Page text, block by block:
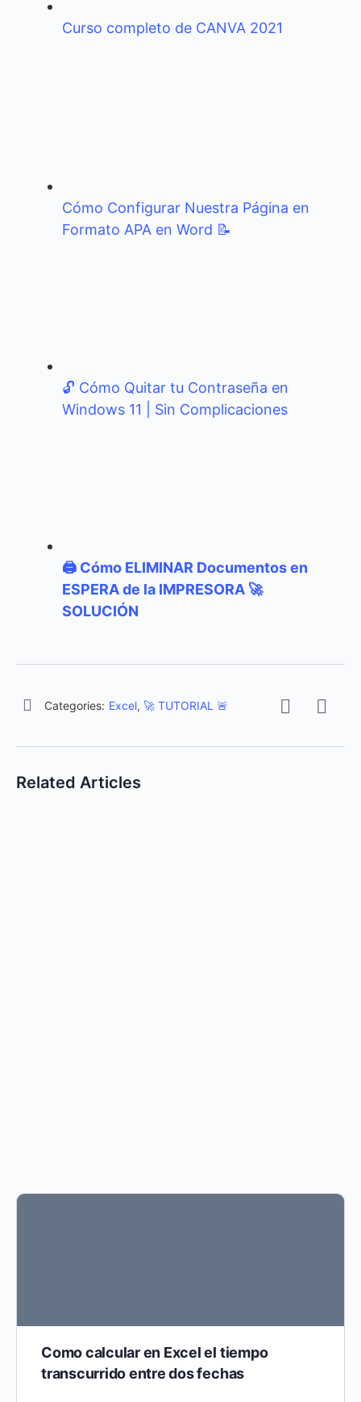
Curso completo de CANVA 2021
Cómo Configurar Nuestra Página en
Formato APA en Word 📝
🔓 Cómo Quitar tu Contraseña en
Windows 11 | Sin Complicaciones
🖨️ Cómo ELIMINAR Documentos en
ESPERA de la IMPRESORA 🚀
SOLUCIÓN
Categories: Excel, 🚀 TUTORIAL 🚨
Related Articles
Como calcular en Excel el tiempo
transcurrido entre dos fechas